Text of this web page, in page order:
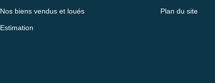
Nos biens vendus et loués
Estimation
Plan du site